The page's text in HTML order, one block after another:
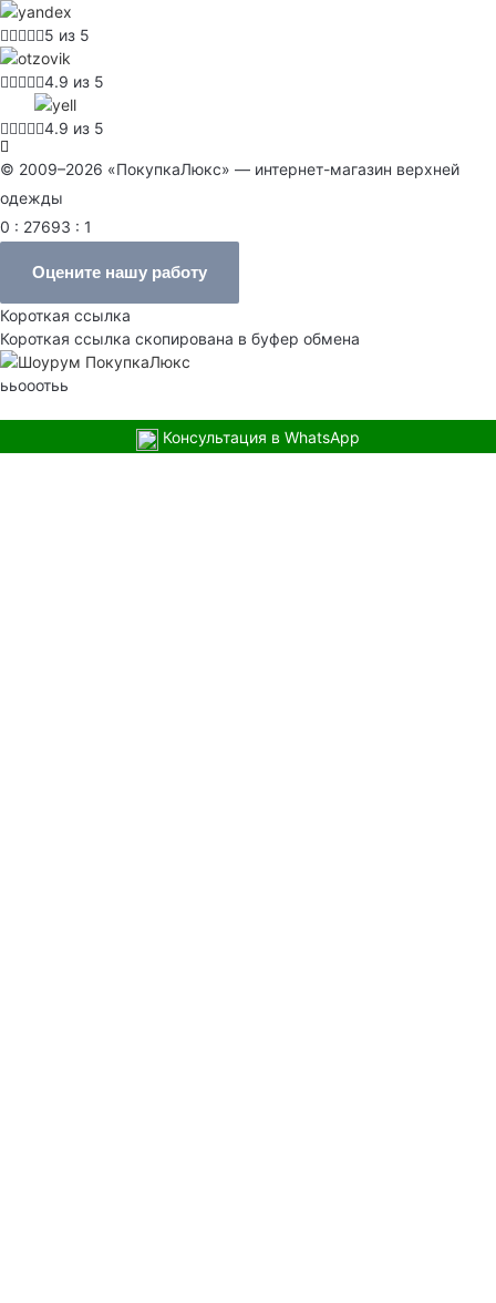
5 из 5
4.9 из 5
4.9 из 5
© 2009–2026 «ПокупкаЛюкс» — интернет-магазин верхней
одежды
0 : 27693 : 1
Оцените нашу работу
Короткая ссылка
Короткая ссылка скопирована в буфер обмена
ььооотьь
Консультация в WhatsApp